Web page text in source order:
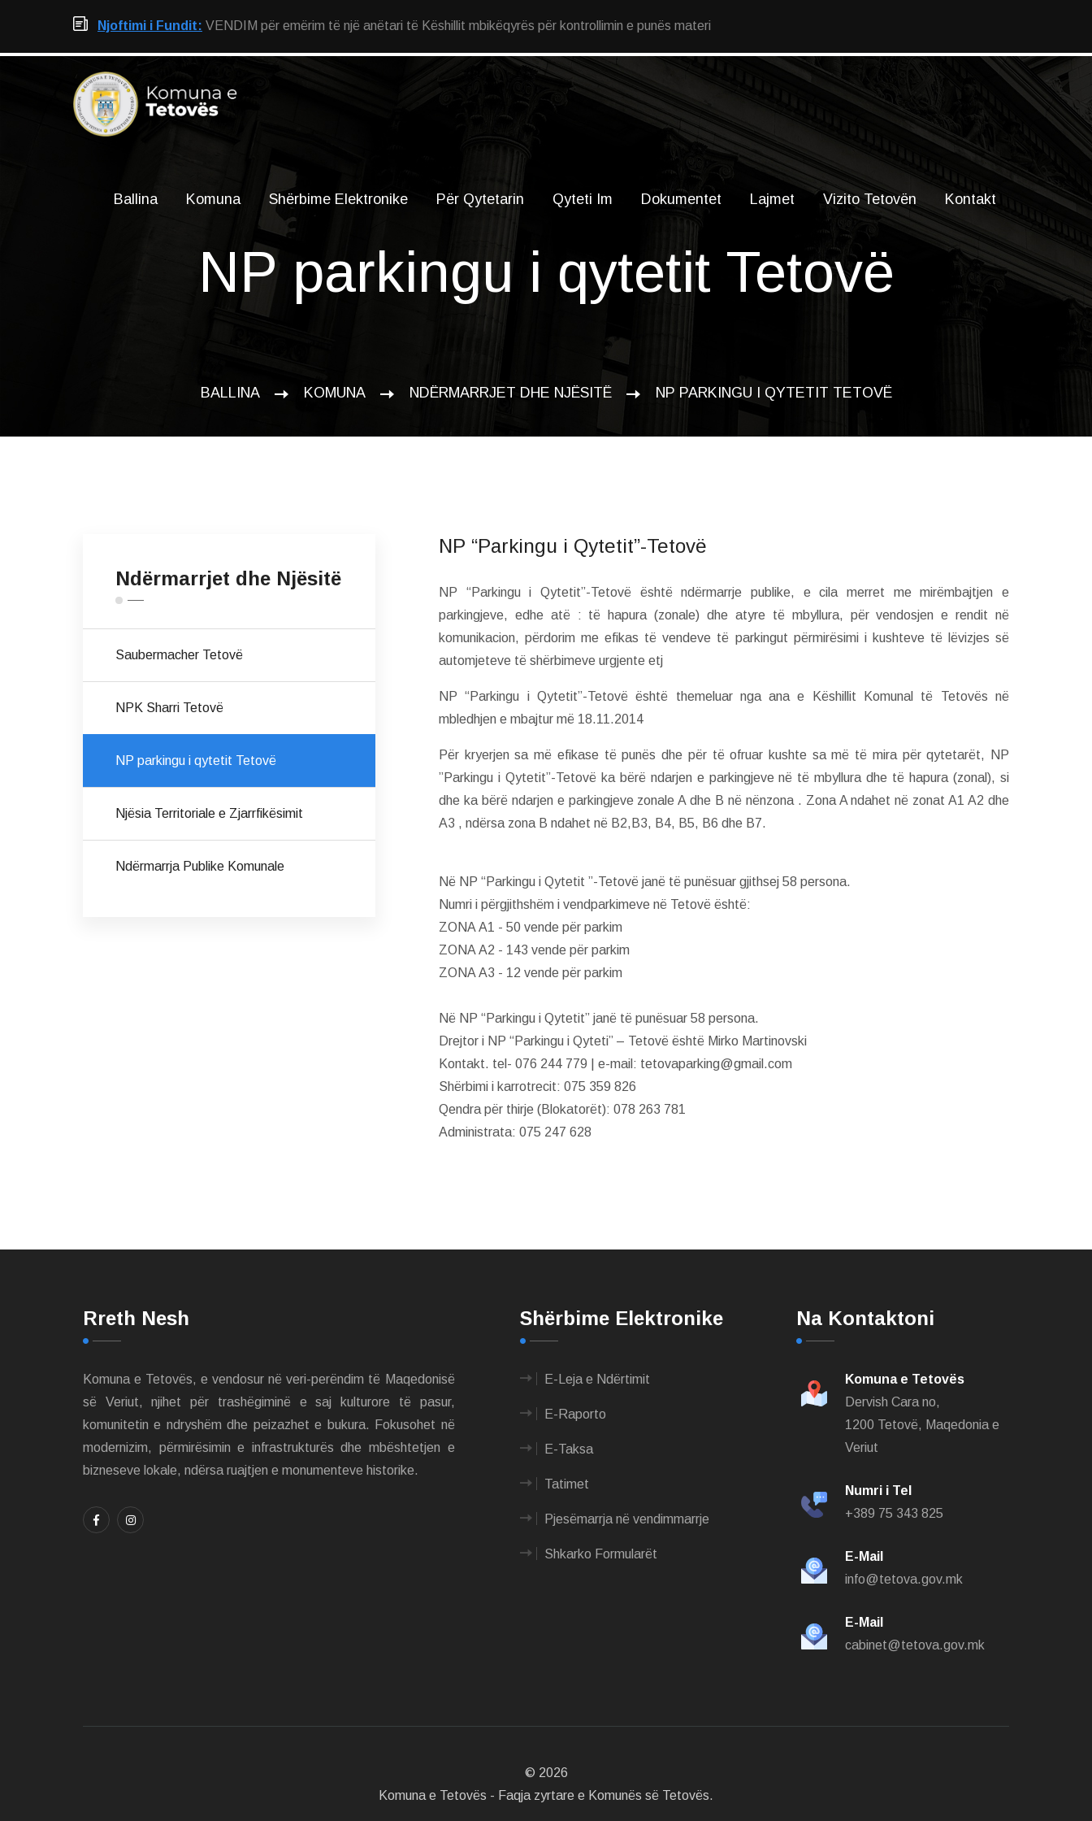
Njoftimi i Fundit: VENDIM për emërim të një anëtari të Këshillit mbikëqyrës për kontrollimin e punës materi
Ballina Komuna Shërbime Elektronike Për Qytetarin Qyteti Im Dokumentet Lajmet Vizito Tetovën Kontakt
NP parkingu i qytetit Tetovë
BALLINA KOMUNA NDËRMARRJET DHE NJËSITË NP PARKINGU I QYTETIT TETOVË
NP “Parkingu i Qytetit”-Tetovë
NP “Parkingu i Qytetit”-Tetovë është ndërmarrje publike, e cila merret me mirëmbajtjen e
parkingjeve, edhe atë : të hapura (zonale) dhe atyre të mbyllura, për vendosjen e rendit në
komunikacion, përdorim me efikas të vendeve të parkingut përmirësimi i kushteve të lëvizjes së
automjeteve të shërbimeve urgjente etj
NP “Parkingu i Qytetit”-Tetovë është themeluar nga ana e Këshillit Komunal të Tetovës në
mbledhjen e mbajtur më 18.11.2014
Për kryerjen sa më efikase të punës dhe për të ofruar kushte sa më të mira për qytetarët, NP
”Parkingu i Qytetit”-Tetovë ka bërë ndarjen e parkingjeve në të mbyllura dhe të hapura (zonal), si
dhe ka bërë ndarjen e parkingjeve zonale A dhe B në nënzona . Zona A ndahet në zonat A1 A2 dhe
A3 , ndërsa zona B ndahet në B2,B3, B4, B5, B6 dhe B7.
Në NP “Parkingu i Qytetit ”-Tetovë janë të punësuar gjithsej 58 persona.
Numri i përgjithshëm i vendparkimeve në Tetovë është:
ZONA А1 - 50 vende për parkim
ZONA А2 - 143 vende për parkim
ZONA А3 - 12 vende për parkim
Në NP “Parkingu i Qytetit” janë të punësuar 58 persona.
Drejtor i NP “Parkingu i Qyteti” – Tetovë është Mirko Martinovski
Kontakt. tel- 076 244 779 | e-mail: tetovaparking@gmail.com
Shërbimi i karrotrecit: 075 359 826
Qendra për thirje (Blokatorët): 078 263 781
Administrata: 075 247 628
Ndërmarrjet dhe Njësitë
Saubermacher Tetovë
NPK Sharri Tetovë
NP parkingu i qytetit Tetovë
Njësia Territoriale e Zjarrfikësimit
Ndërmarrja Publike Komunale
Rreth Nesh
Komuna e Tetovës, e vendosur në veri-perëndim të Maqedonisë
së Veriut, njihet për trashëgiminë e saj kulturore të pasur,
komunitetin e ndryshëm dhe peizazhet e bukura. Fokusohet në
modernizim, përmirësimin e infrastrukturës dhe mbështetjen e
bizneseve lokale, ndërsa ruajtjen e monumenteve historike.
Shërbime Elektronike
E-Leja e Ndërtimit
E-Raporto
E-Taksa
Tatimet
Pjesëmarrja në vendimmarrje
Shkarko Formularët
Na Kontaktoni
Komuna e Tetovës
Dervish Cara no,
1200 Tetovë, Maqedonia e
Veriut
Numri i Tel
+389 75 343 825
E-Mail
info@tetova.gov.mk
E-Mail
cabinet@tetova.gov.mk
© 2026
Komuna e Tetovës - Faqja zyrtare e Komunës së Tetovës.